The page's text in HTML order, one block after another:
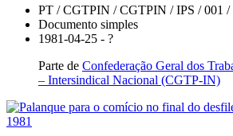
PT / CGTPIN / CGTPIN / IPS / 001 /
Documento simples
1981-04-25 - ?
Parte de Confederação Geral dos
– Intersindical Nacional (CGTP-IN)